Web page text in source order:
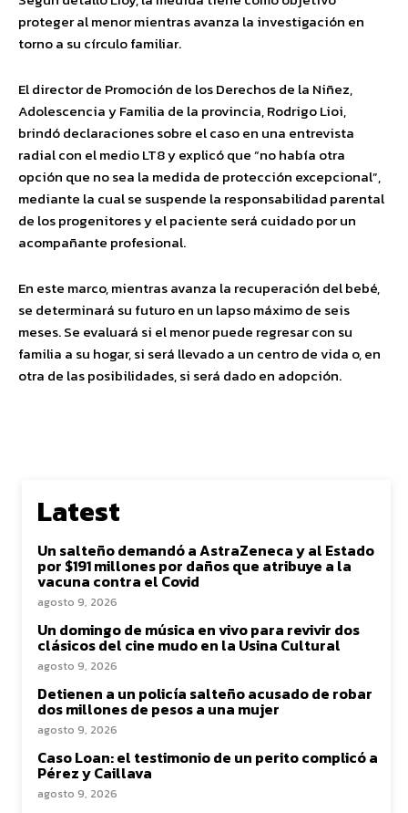
proteger al menor mientras avanza la investigación en
torno a su círculo familiar.
El director de Promoción de los Derechos de la Niñez,
Adolescencia y Familia de la provincia, Rodrigo Lioi,
brindó declaraciones sobre el caso en una entrevista
radial con el medio LT8 y explicó que “no había otra
opción que no sea la medida de protección excepcional”,
mediante la cual se suspende la responsabilidad parental
de los progenitores y el paciente será cuidado por un
acompañante profesional.
En este marco, mientras avanza la recuperación del bebé,
se determinará su futuro en un lapso máximo de seis
meses. Se evaluará si el menor puede regresar con su
familia a su hogar, si será llevado a un centro de vida o, en
otra de las posibilidades, si será dado en adopción.
Latest
Un salteño demandó a AstraZeneca y al Estado
por $191 millones por daños que atribuye a la
vacuna contra el Covid
agosto 9, 2026
Un domingo de música en vivo para revivir dos
clásicos del cine mudo en la Usina Cultural
agosto 9, 2026
Detienen a un policía salteño acusado de robar
dos millones de pesos a una mujer
agosto 9, 2026
Caso Loan: el testimonio de un perito complicó a
Pérez y Caillava
agosto 9, 2026